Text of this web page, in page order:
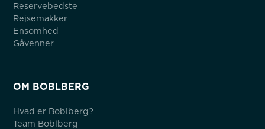
Reservebedste
Rejsemakker
Ensomhed
Gåvenner
OM BOBLBERG
Hvad er Boblberg?
Team Boblberg